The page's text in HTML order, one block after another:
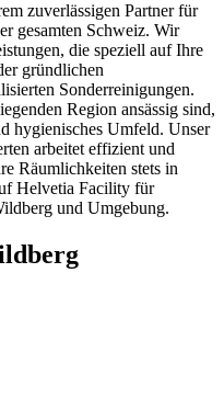
zuverlässigen Partner für
gesamten Schweiz. Wir
die speziell auf Ihre
gründlichen
Sonderreinigungen.
Region ansässig sind,
hygienisches Umfeld. Unser
arbeitet effizient und
Räumlichkeiten stets in
Helvetia Facility für
und Umgebung.